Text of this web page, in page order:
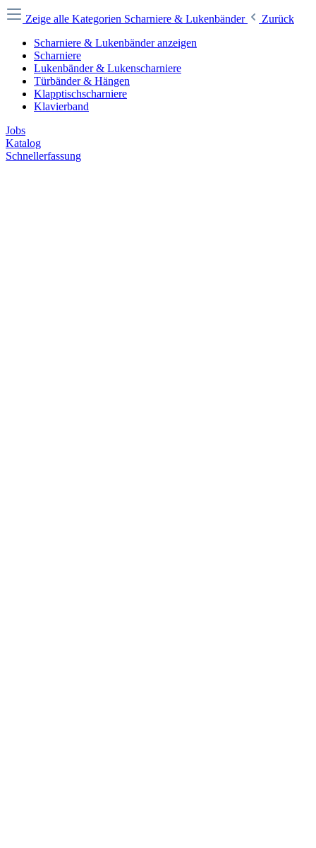
Zeige alle Kategorien Scharniere & Lukenbänder
Zurück
Scharniere & Lukenbänder anzeigen
Scharniere
Lukenbänder & Lukenscharniere
Türbänder & Hängen
Klapptischscharniere
Klavierband
Jobs
Katalog
Schnellerfassung